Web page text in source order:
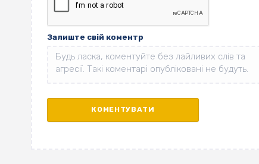
Залиште свій коментр